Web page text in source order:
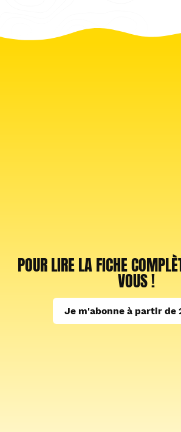
POUR LIRE LA FICHE
VOUS !
Je m'abonne à partir de